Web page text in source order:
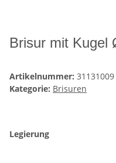
Brisur mit Kugel
Artikelnummer: 31131009
Kategorie: Brisuren
Legierung